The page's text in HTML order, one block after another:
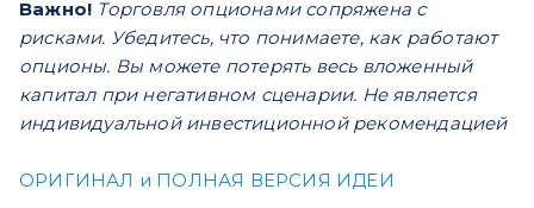
Важно! Торговля опционами сопряжена с
рисками. Убедитесь, что понимаете, как работают
опционы. Вы можете потерять весь вложенный
капитал при негативном сценарии. Не является
индивидуальной инвестиционной рекомендацией
ОРИГИНАЛ и ПОЛНАЯ ВЕРСИЯ ИДЕИ